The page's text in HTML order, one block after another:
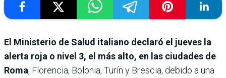
El Ministerio de Salud italiano declaró el jueves la
alerta roja o nivel 3, el más alto, en las ciudades de
Roma, Florencia, Bolonia, Turín y Brescia, debido a una